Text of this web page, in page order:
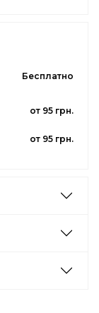
Бесплатно
от 95 грн.
от 95 грн.